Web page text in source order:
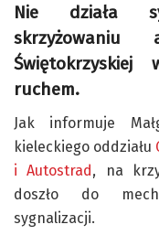
Nie działa
ruchem.
Jak informuje
kieleckiego oddziału
i Autostrad, na
doszło do
sygnalizacji.